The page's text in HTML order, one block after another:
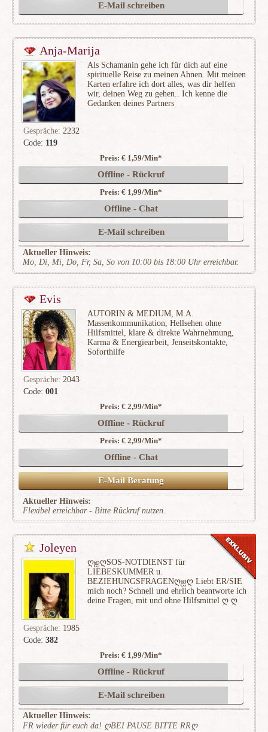
E-Mail schreiben
Anja-Marija
Code: 119
Als Schamanin gehe ich für dich auf eine
spirituelle Reise zu meinen Ahnen. Mit meinen
Karten erfahre ich dort alles, was dir helfen
wir, deinen Weg zu gehen.. Ich kenne die
Gedanken deines Partners
Gespräche: 2232
(363)
Preis: € 1,59/Min*
Offline - Rückruf
Preis: € 1,99/Min*
Offline - Chat
E-Mail schreiben
Aktueller Hinweis:
Mo, Di, Mi, Do, Fr, Sa, So von 10:00 bis 18:00 Uhr erreichbar.
Evis
Code: 001
AUTORIN & MEDIUM, M.A.
Massenkommunikation, Hellsehen ohne
Hilfsmittel, klare & direkte Wahrnehmung,
Karma & Energiearbeit, Jenseitskontakte,
Soforthilfe
Gespräche: 2043
(486)
Preis: € 2,99/Min*
Offline - Rückruf
Preis: € 2,99/Min*
Offline - Chat
E-Mail Beratung
Aktueller Hinweis:
Flexibel erreichbar - Bitte Rückruf nutzen.
Joleyen
Code: 382
ღஐღSOS-NOTDIENST für
LIEBESKUMMER u.
BEZIEHUNGSFRAGENღஐღ Liebt ER/SIE
mich noch? Schnell und ehrlich beantworte ich
deine Fragen, mit und ohne Hilfsmittel ღ ღ
Gespräche: 1985
(148)
Preis: € 1,99/Min*
Offline - Rückruf
E-Mail schreiben
Aktueller Hinweis:
FR wieder für euch da! ღBEI PAUSE BITTE RRღ